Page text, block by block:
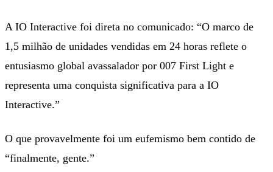
A IO Interactive foi direta no comunicado: “O marco de
1,5 milhão de unidades vendidas em 24 horas reflete o
entusiasmo global avassalador por 007 First Light e
representa uma conquista significativa para a IO
Interactive.”
O que provavelmente foi um eufemismo bem contido de
“finalmente, gente.”